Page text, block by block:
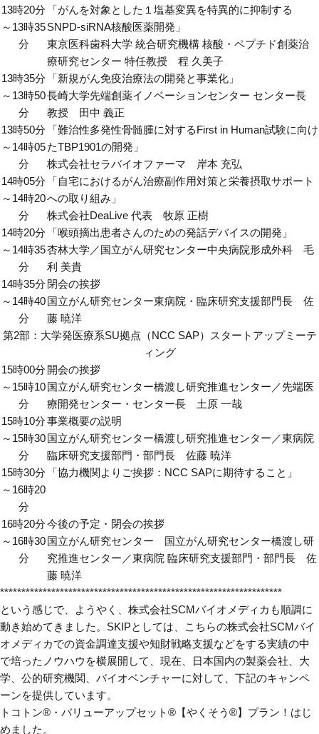
13時20分
～13時35
分
「がんを対象とした１塩基変異を特異的に抑制する
SNPD-siRNA核酸医薬開発」
東京医科歯科大学 統合研究機構 核酸・ペプチド創薬治
療研究センター 特任教授 程 久美子
13時35分
～13時50
分
「新規がん免疫治療法の開発と事業化」
長崎大学先端創薬イノベーションセンター センター長
教授 田中 義正
13時50分
～14時05
分
「難治性多発性骨髄腫に対するFirst in Human試験に向け
たTBP1901の開発」
株式会社セラバイオファーマ 岸本 充弘
14時05分
～14時20
分
「自宅におけるがん治療副作用対策と栄養摂取サポート
への取り組み」
株式会社DeaLive 代表 牧原 正樹
14時20分
～14時35
分
「喉頭摘出患者さんのための発話デバイスの開発」
杏林大学／国立がん研究センター中央病院形成外科 毛
利 美貴
14時35分
～14時40
分
閉会の挨拶
国立がん研究センター東病院・臨床研究支援部門長 佐
藤 暁洋
第2部：大学発医療系SU拠点（NCC SAP）スタートアップミーテ
ィング
15時00分
～15時10
分
開会の挨拶
国立がん研究センター橋渡し研究推進センター／先端医
療開発センター・センター長 土原 一哉
15時10分
～15時30
分
事業概要の説明
国立がん研究センター橋渡し研究推進センター／東病院
臨床研究支援部門・部門長 佐藤 暁洋
15時30分
～16時20
分
「協力機関よりご挨拶：NCC SAPに期待すること」
16時20分
～16時30
分
今後の予定・閉会の挨拶
国立がん研究センター 国立がん研究センター橋渡し研
究推進センター／東病院 臨床研究支援部門・部門長 佐
藤 暁洋
******************************************************************
という感じで、ようやく、株式会社SCMバイオメディカも順調に
動き始めてきました。SKIPとしては、こちらの株式会社SCMバイ
オメディカでの資金調達支援や知財戦略支援などをする実績の中
で培ったノウハウを横展開して、現在、日本国内の製薬会社、大
学、公的研究機関、バイオベンチャーに対して、下記のキャンペ
ーンを提供しています。
トコトン®・バリューアップセット®【やくそう®】プラン！はじ
めました。